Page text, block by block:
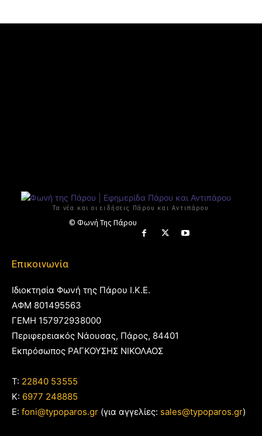
Τα νέα και οι ειδήσεις Πάρου και Αντιπάρου
© Φωνή Της Πάρου
Επικοινωνία
Ιδιοκτησία Φωνή της Πάρου Ι.Κ.Ε.
ΑΦΜ 801495563
ΓΕΜΗ 157972938000
Περιφερειακός Νάουσας, Πάρος, 84401
Εκπρόσωπος ΡΑΓΚΟΥΣΗΣ ΝΙΚΟΛΑΟΣ
T: 22840 53555
Κ: 6977 248885
E: foni@typoparos.gr (για αγγελίες: sales@typoparos.gr)